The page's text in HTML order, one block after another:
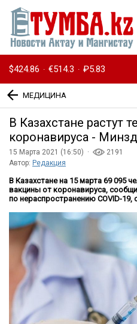
$424.86 · €514.3 · ₽5.83
МЕДИЦИНА
В Казахстане растут
коронавируса -
15 Марта 2021 (16:50) ·
2191
Автор: Редакция
В Казахстане на 15 марта 69 095
вакцины от коронавируса,
по нераспространению COVID-19,